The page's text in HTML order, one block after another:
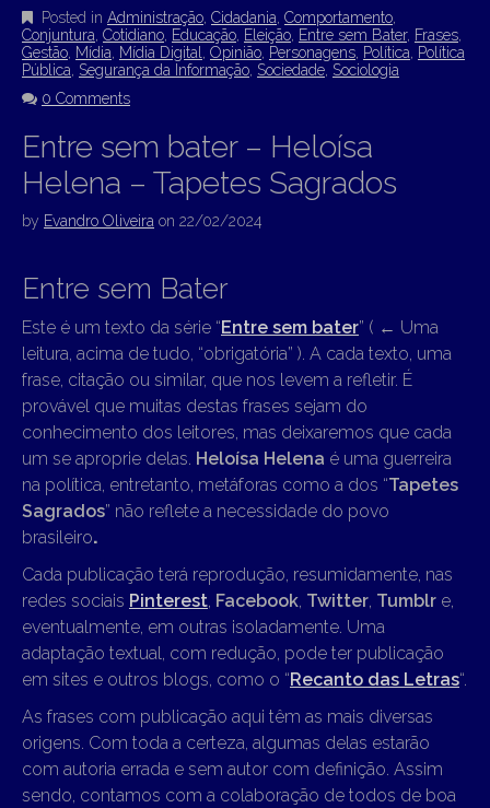
Posted in Administração Cidadania Comportamento
Conjuntura Cotidiano Educação Eleição Entre sem Bater, Frases
Gestão Mídia Mídia Digital Opinião Personagens Política
Política
Pública Segurança da Informação Sociedade Sociologia
0 Comments
Entre sem bater – Heloísa
Helena – Tapetes Sagrados
by Evandro Oliveira on 22/02/2024
Entre sem Bater
Este é um texto da série “Entre sem bater” ( ← Uma
leitura, acima de tudo, “obrigatória” ). A cada texto, uma
frase, citação ou similar, que nos levem a refletir. É
provável que muitas destas frases sejam do
conhecimento dos leitores, mas deixaremos que cada
um se aproprie delas. Heloísa Helena é uma guerreira
na política, entretanto, metáforas como a dos “Tapetes
Sagrados” não reflete a necessidade do povo
brasileiro.
Cada publicação terá reprodução, resumidamente, nas
redes sociais Pinterest Facebook Twitter Tumblr e,
eventualmente, em outras isoladamente. Uma
adaptação textual, com redução, pode ter publicação
em sites e outros blogs, como o “Recanto das Letras“.
As frases com publicação aqui têm as mais diversas
origens. Com toda a certeza, algumas delas estarão
com autoria errada e sem autor com definição. Assim
sendo, contamos com a colaboração de todos de boa